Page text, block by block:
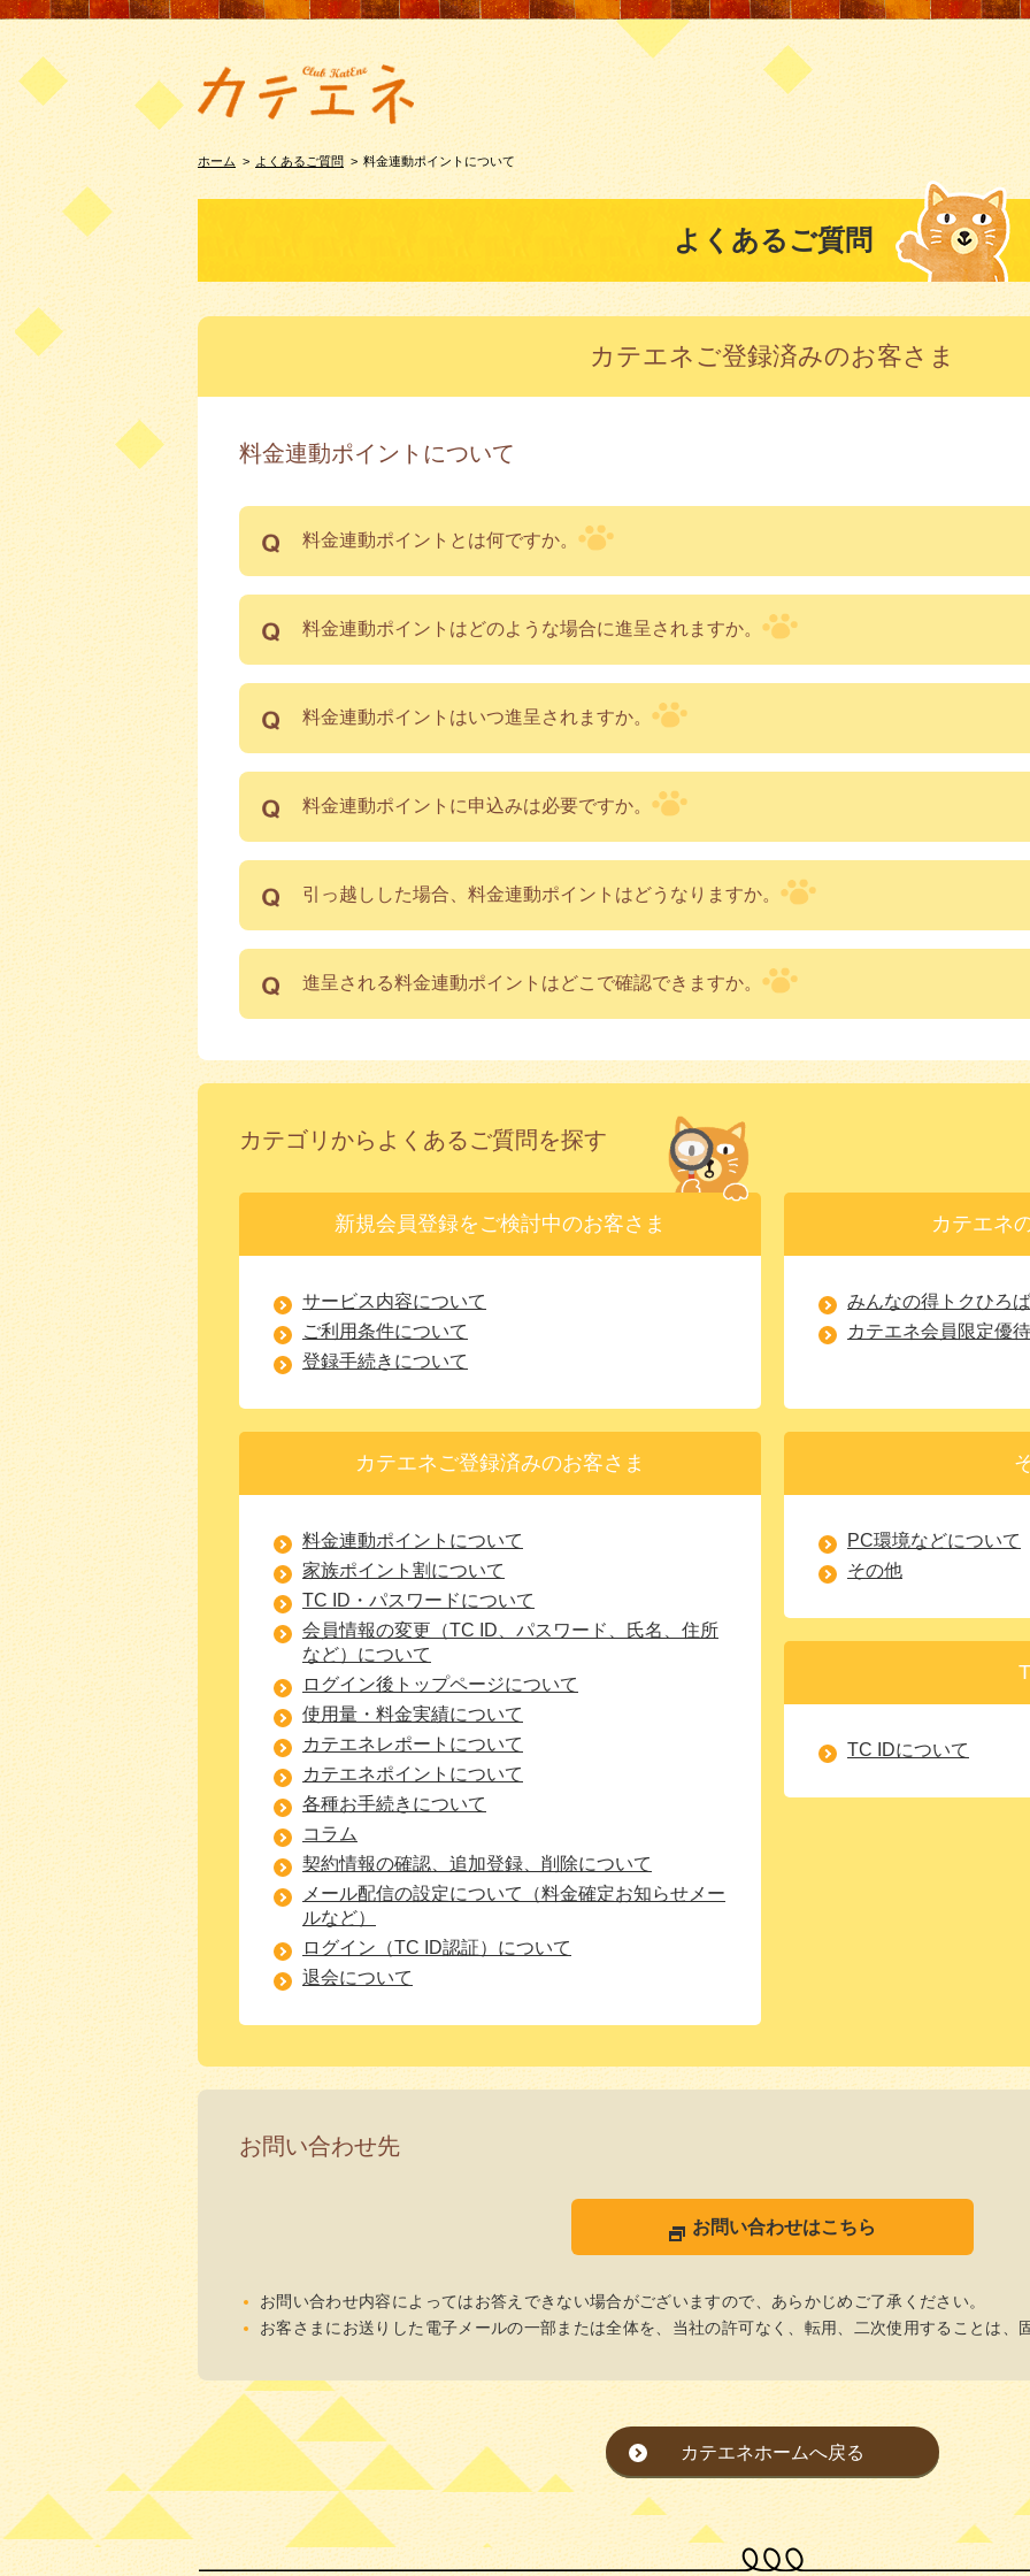
ホーム > よくあるご質問 > 料金連動ポイントについて
よくあるご質問
カテエネご登録済みのお客さま
料金連動ポイントについて
料金連動ポイントとは何ですか。
料金連動ポイントはどのような場合に進呈されますか。
料金連動ポイントはいつ進呈されますか。
料金連動ポイントに申込みは必要ですか。
引っ越しした場合、料金連動ポイントはどうなりますか。
進呈される料金連動ポイントはどこで確認できますか。
カテゴリからよくあるご質問を探す
新規会員登録をご検討中のお客さま
サービス内容について
ご利用条件について
登録手続きについて
カテエネ
みんなの得トクひろ
カテエネ会員限定優
カテエネご登録済みのお客さま
料金連動ポイントについて
家族ポイント割について
TC ID・パスワードについて
会員情報の変更（TC ID、パスワード、氏名、住所
など）について
ログイン後トップページについて
使用量・料金実績について
カテエネレポートについて
カテエネポイントについて
各種お手続きについて
コラム
契約情報の確認、追加登録、削除について
メール配信の設定について（料金確定お知らせメー
ルなど）
ログイン（TC ID認証）について
退会について
PC環境などについて
その他
TC IDについて
お問い合わせ先
お問い合わせはこちら
お問い合わせ内容によってはお答えできない場合がございますので、あらかじめご了承ください。
お客さまにお送りした電子メールの一部または全体を、当社の許可なく、転用、二次使用することは、
カテエネホームへ戻る